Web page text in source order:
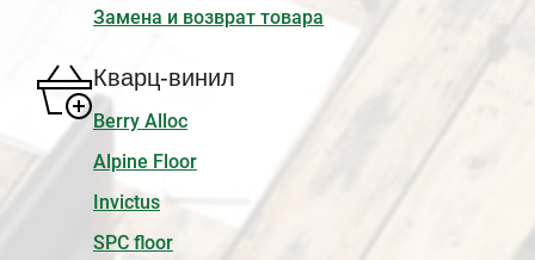
Замена и возврат товара
Кварц-винил
Berry Alloc
Alpine Floor
Invictus
SPC floor